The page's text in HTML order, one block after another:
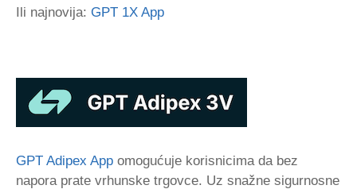
Ili najnovija: GPT 1X App
GPT Adipex App omogućuje korisnicima da bez
napora prate vrhunske trgovce. Uz snažne sigurnosne